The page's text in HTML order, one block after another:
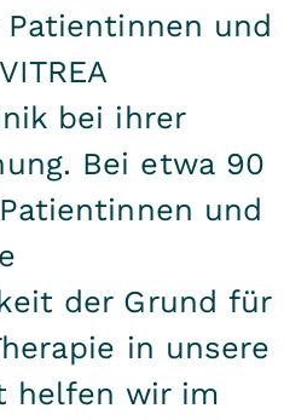
und
bei ihrer
Bei etwa 90
und
der Grund für
in unsere
helfen wir im